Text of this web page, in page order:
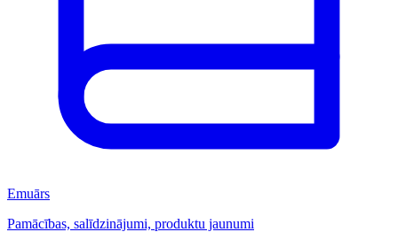
Emuārs
Pamācības, salīdzinājumi, produktu jaunumi